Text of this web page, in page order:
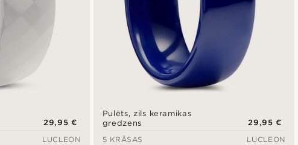
29,95 €
LUCLEON
Pulēts, zils keramikas
gredzens
29,95 €
5 KRĀSAS
LUCLEON